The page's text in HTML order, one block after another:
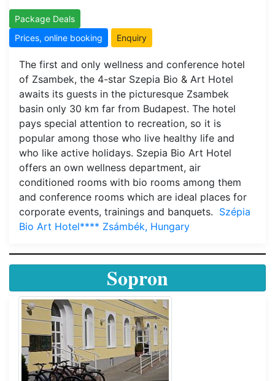
Package Deals
Prices, online booking
Enquiry
The first and only wellness and conference hotel
of Zsambek, the 4-star Szepia Bio & Art Hotel
awaits its guests in the picturesque Zsambek
basin only 30 km far from Budapest. The hotel
pays special attention to recreation, so it is
popular among those who live healthy life and
who like active holidays. Szepia Bio Art Hotel
offers an own wellness department, air
conditioned rooms with bio rooms among them
and conference rooms which are ideal places for
corporate events, trainings and banquets. Szépia
Bio Art Hotel**** Zsámbék, Hungary
Sopron